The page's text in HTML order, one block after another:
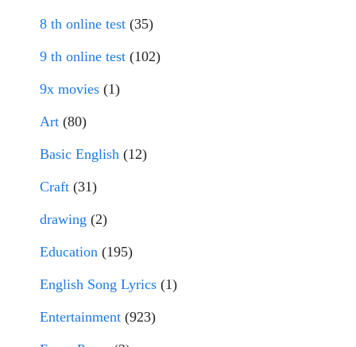
8 th online test (35)
9 th online test (102)
9x movies (1)
Art (80)
Basic English (12)
Craft (31)
drawing (2)
Education (195)
English Song Lyrics (1)
Entertainment (923)